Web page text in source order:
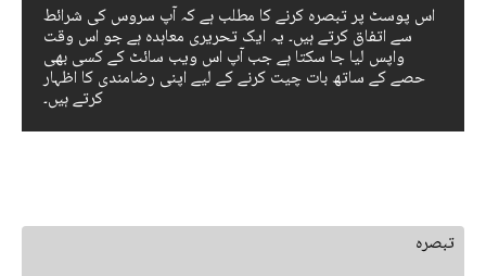
اس پوسٹ پر تبصرہ کرنے کا مطلب ہے کہ آپ سروس کی شرائط
سے اتفاق کرتے ہیں۔ یہ ایک تحریری معاہدہ ہے جو اس وقت
واپس لیا جا سکتا ہے جب آپ اس ویب سائٹ کے کسی بھی
حصے کے ساتھ بات چیت کرنے کے لیے اپنی رضامندی کا اظہار
کرتے ہیں۔